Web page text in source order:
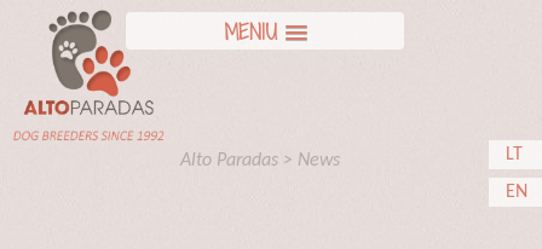
MENIU
Alto Paradas > News
LT
EN